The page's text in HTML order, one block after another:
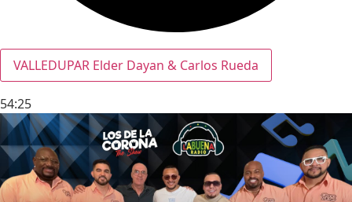
VALLEDUPAR Elder Dayan & Carlos Rueda
54:25